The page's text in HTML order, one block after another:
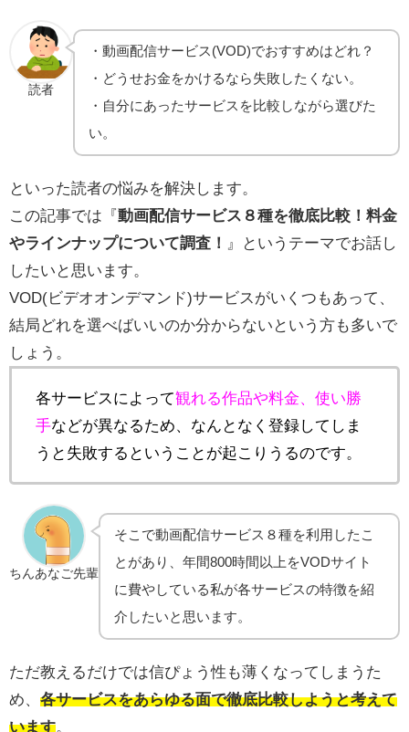
読者
・動画配信サービス(VOD)でおすすめはどれ？
・どうせお金をかけるなら失敗したくない。
・自分にあったサービスを比較しながら選びた
い。
といった読者の悩みを解決します。
この記事では『動画配信サービス８種を徹底比較！料金
やラインナップについて調査！
』というテーマでお話し
したいと思います。
VOD(ビデオオンデマンド)サービスがいくつもあって、
結局どれを選べばいいのか分からないという方も多いで
しょう。
各サービスによって観れる作品や料金、使い勝
手などが異なるため、なんとなく登録してしま
うと失敗するということが起こりうるのです。
ちんあなご先輩
そこで動画配信サービス８種を利用したこ
とがあり、年間800時間以上をVODサイト
に費やしている私が各サービスの特徴を紹
介したいと思います。
ただ教えるだけでは信ぴょう性も薄くなってしまうた
め、 各サービスをあらゆる面で徹底比較しようと考えて
います。